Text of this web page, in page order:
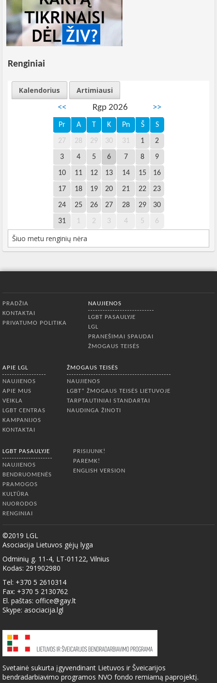
Renginiai
Kalendorius
Artimiausi
<<
Rgp 2026 >>
Pr A T K Pn Š S
27 28 29 30 31 1 2
3 4 5 6 7 8 9
10 11 12 13 14 15 16
17 18 19 20 21 22 23
24 25 26 27 28 29 30
31 1 2 3 4 5 6
Šiuo metu renginių nėra
PRADŽIA
KONTAKTAI
PRIVATUMO POLITIKA
NAUJIENOS
LGBT PASAULYJE
LGL
PRANEŠIMAI SPAUDAI
ŽMOGAUS TEISĖS
APIE LGL
NAUJIENOS
APIE MUS
VEIKLA
LGBT CENTRAS
KAMPANIJOS
KONTAKTAI
ŽMOGAUS TEISĖS
NAUJIENOS
LGBT* ŽMOGAUS TEISĖS LIETUVOJE
TARPTAUTINIAI STANDARTAI
NAUDINGA ŽINOTI
LGBT PASAULYJE
NAUJIENOS
BENDRUOMENĖS
PRAMOGOS
KULTŪRA
NUORODOS
RENGINIAI
PRISIJUNK!
PAREMK!
ENGLISH VERSION
©2019 LGL
Asociacija Lietuvos gėjų lyga
Odminių g. 11-4, LT-01122, Vilnius
Kodas: 291902980
Tel: +370 5 2610314
Fax: +370 5 2130762
El. paštas: office@gay.lt
Skype: asociacija.lgl
Svetainė sukurta įgyvendinant Lietuvos ir Šveicarijos
bendradarbiavimo programos NVO fondo remiamą paprojektį.